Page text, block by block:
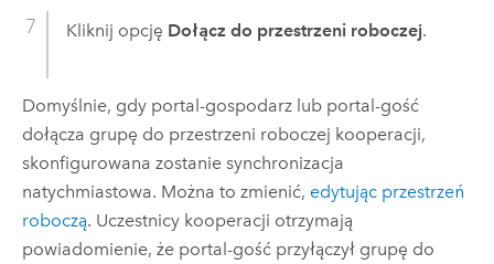
Kliknij opcję Dołącz do przestrzeni roboczej.
Domyślnie, gdy portal-gospodarz lub portal-gość
dołącza grupę do przestrzeni roboczej kooperacji,
skonfigurowana zostanie synchronizacja
natychmiastowa. Można to zmienić, edytując przestrzeń
roboczą. Uczestnicy kooperacji otrzymają
powiadomienie, że portal-gość przyłączył grupę do